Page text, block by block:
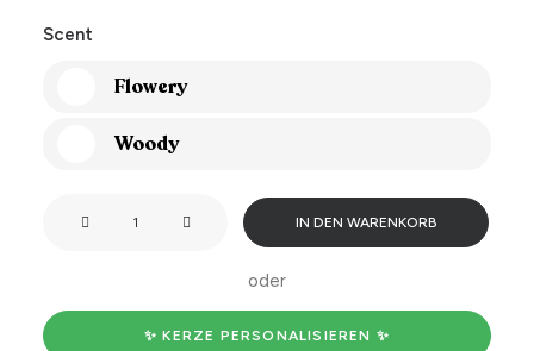
Scent
Flowery
Woody
cats.
IN DEN WARENKORB
oder
✨ KERZE PERSONALISIEREN ✨